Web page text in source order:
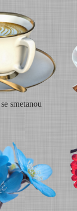
smetanou